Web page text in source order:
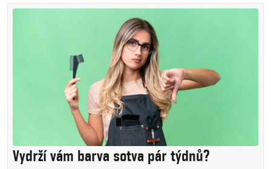
Vydrží vám barva sotva pár týdnů?